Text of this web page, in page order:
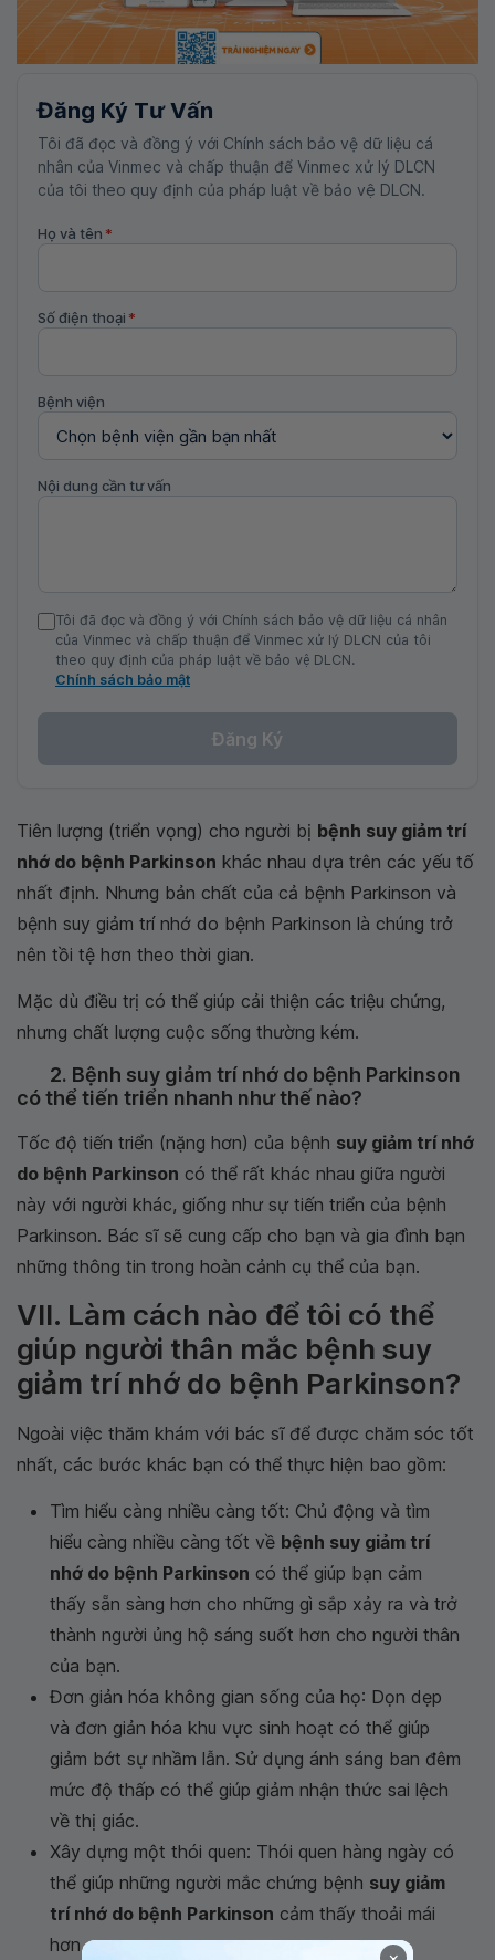
Đăng Ký Tư Vấn
Tôi đã đọc và đồng ý với Chính sách bảo vệ dữ liệu cá
nhân của Vinmec và chấp thuận để Vinmec xử lý DLCN
của tôi theo quy định của pháp luật về bảo vệ DLCN.
Họ và tên *
Số điện thoại *
Bệnh viện
Nội dung cần tư vấn
Tôi đã đọc và đồng ý với Chính sách bảo vệ dữ liệu cá nhân
của Vinmec và chấp thuận để Vinmec xử lý DLCN của tôi
theo quy định của pháp luật về bảo vệ DLCN.
Chính sách bảo mật
Đăng Ký
Tiên lượng (triển vọng) cho người bị bệnh suy giảm trí
nhớ do bệnh Parkinson khác nhau dựa trên các yếu tố
nhất định. Nhưng bản chất của cả bệnh Parkinson và
bệnh suy giảm trí nhớ do bệnh Parkinson là chúng trở
nên tồi tệ hơn theo thời gian.
Mặc dù điều trị có thể giúp cải thiện các triệu chứng,
nhưng chất lượng cuộc sống thường kém.
2. Bệnh suy giảm trí nhớ do bệnh Parkinson
có thể tiến triển nhanh như thế nào?
Tốc độ tiến triển (nặng hơn) của bệnh suy giảm trí nhớ
do bệnh Parkinson có thể rất khác nhau giữa người
này với người khác, giống như sự tiến triển của bệnh
Parkinson. Bác sĩ sẽ cung cấp cho bạn và gia đình bạn
những thông tin trong hoàn cảnh cụ thể của bạn.
VII. Làm cách nào để tôi có thể
giúp người thân mắc bệnh suy
giảm trí nhớ do bệnh Parkinson?
Ngoài việc thăm khám với bác sĩ để được chăm sóc tốt
nhất, các bước khác bạn có thể thực hiện bao gồm:
Tìm hiểu càng nhiều càng tốt: Chủ động và tìm
hiểu càng nhiều càng tốt về bệnh suy giảm trí
nhớ do bệnh Parkinson có thể giúp bạn cảm
thấy sẵn sàng hơn cho những gì sắp xảy ra và trở
thành người ủng hộ sáng suốt hơn cho người thân
của bạn.
Đơn giản hóa không gian sống của họ: Dọn dẹp
và đơn giản hóa khu vực sinh hoạt có thể giúp
giảm bớt sự nhầm lẫn. Sử dụng ánh sáng ban đêm
mức độ thấp có thể giúp giảm nhận thức sai lệch
về thị giác.
Xây dựng một thói quen: Thói quen hàng ngày có
thể giúp những người mắc chứng bệnh suy giảm
trí nhớ do bệnh Parkinson cảm thấy thoải mái
hơn.